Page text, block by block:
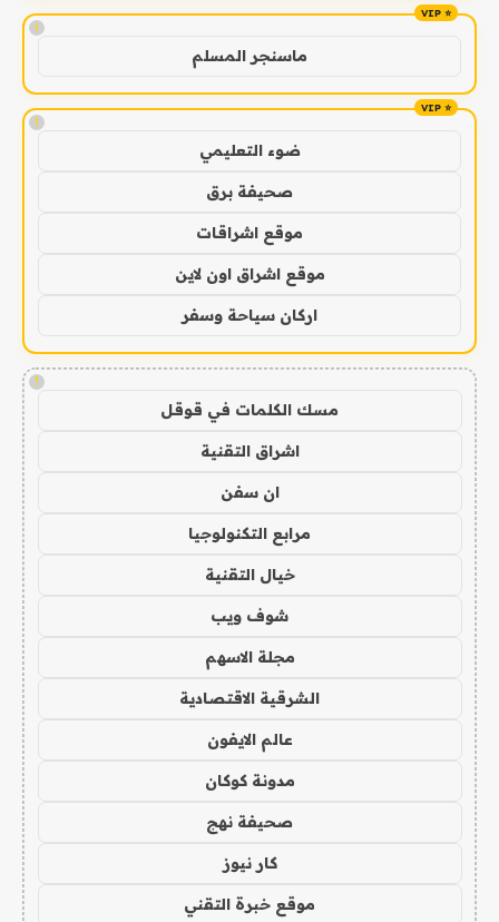
!
ماسنجر المسلم
!
ضوء التعليمي
صحيفة برق
موقع اشراقات
موقع اشراق اون لاين
اركان سياحة وسفر
!
مسك الكلمات في قوقل
اشراق التقنية
ان سفن
مرابع التكنولوجيا
خيال التقنية
شوف ويب
مجلة الاسهم
الشرقية الاقتصادية
عالم الايفون
مدونة كوكان
صحيفة نهج
كار نيوز
موقع خبرة التقني